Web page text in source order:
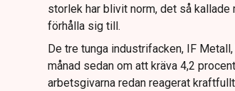
storlek har blivit norm, det så kallade
förhålla sig till.
De tre tunga industrifacken, IF
månad sedan om att kräva 4,2
arbetsgivarna redan reagerat